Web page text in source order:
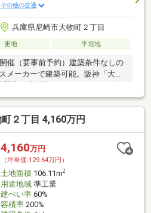
その他の交通
兵庫県尼崎市大物町２丁目
更地 平坦地
催（要事前予約）建築条件なしの
メーカーで建築可能。阪神「大
２丁目 4,160万円
4,160万円
（坪単価:129.64万円）
土地面積106.11m2
用途地域準工業
建ぺい率60%
容積率200%